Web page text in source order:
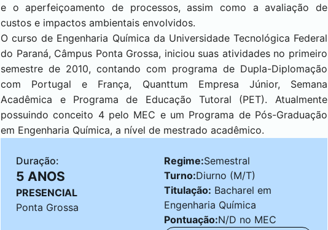
e o aperfeiçoamento de processos, assim como a avaliação de
custos e impactos ambientais envolvidos.
O curso de Engenharia Química da Universidade Tecnológica Federal
do Paraná, Câmpus Ponta Grossa, iniciou suas atividades no primeiro
semestre de 2010, contando com programa de Dupla-Diplomação
com Portugal e França, Quanttum Empresa Júnior, Semana
Acadêmica e Programa de Educação Tutoral (PET). Atualmente
possuindo conceito 4 pelo MEC e um Programa de Pós-Graduação
em Engenharia Química, a nível de mestrado acadêmico.
Duração:
5 ANOS
PRESENCIAL
Ponta Grossa
Regime:Semestral
Turno:Diurno (M/T)
Titulação: Bacharel em
Engenharia Química
Pontuação:N/D no MEC